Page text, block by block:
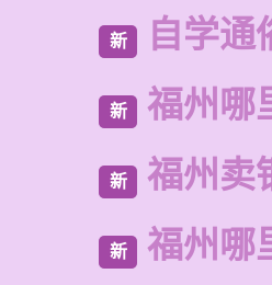
新 自学
新 福州哪
新 福州卖
新 福州哪